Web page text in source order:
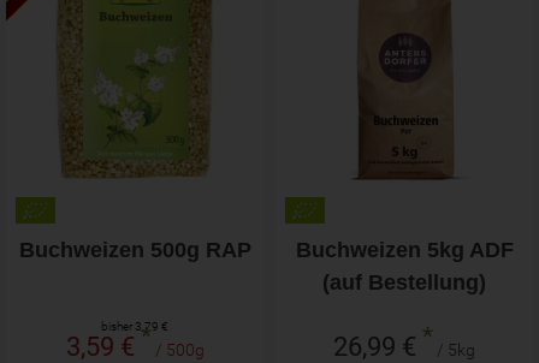
Buchweizen 500g RAP
bisher 3,79 €
3,59 €* / 500g
Buchweizen 5kg ADF
(auf Bestellung)
26,99 € * / 5kg